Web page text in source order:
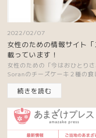
女性のための情報サイト
載っています！
2022/02/07
女性のための「今はおひとり
Soranのチーズケーキ２種の
続きを読む